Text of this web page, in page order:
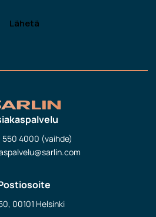
550 4000 (vaihde)
00101 Helsinki